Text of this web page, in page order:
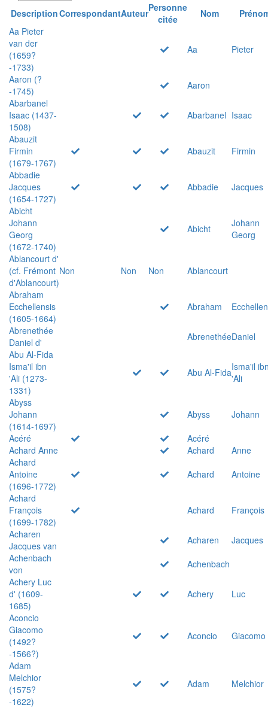
DescriptionCorrespondantAuteurPersonne
citée
Nom
Aa Pieter
van der
(1659?
-1733)
Aa Pieter
Aaron (?
-1745)
Aaron
Abarbanel
Isaac (1437-
1508)
Abarbanel Isaac
Abauzit
Firmin
(1679-1767)
Abauzit
Firmin
Abbadie
Jacques
(1654-1727)
Abbadie
Jacques
Abicht
Johann
Georg
(1672-1740)
Abicht
Johann
Georg
Ablancourt d'
(cf. Frémont
d'Ablancourt)
Non Non Non
Ablancourt
Abraham
Ecchellensis
(1605-1664)
Abraham
Abrenethée
Daniel d'
AbrenethéeDaniel
Abu Al-Fida
Isma'il ibn
'Ali (1273-
1331)
Abu Al-FidaIsma'il
'Ali
Abyss
Johann
(1614-1697)
Abyss
Johann
Acéré
Acéré
Achard Anne
Achard
Anne
Achard
Antoine
(1696-1772)
Achard
Antoine
Achard
François
(1699-1782)
Achard
François
Acharen
Jacques van
Acharen
Jacques
Achenbach
von
Achenbach
Achery Luc
d' (1609-
1685)
Achery
Luc
Aconcio
Giacomo
(1492?
-1566?)
Aconcio Giacomo
Adam
Melchior
(1575?
-1622)
Adam Melchior